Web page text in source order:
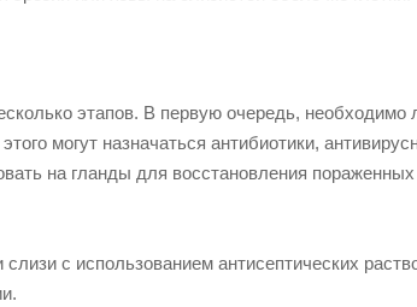
этапов. В первую очередь, необходимо
могут назначаться антибиотики,
на гланды для восстановления пораженных
с использованием антисептических